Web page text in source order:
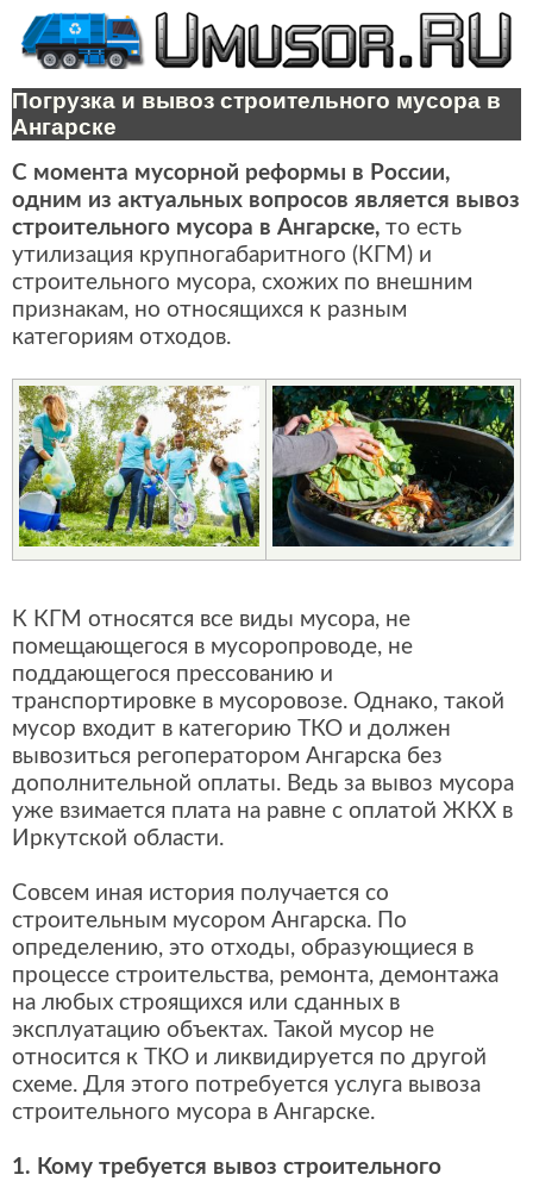
Погрузка и вывоз строительного мусора в
Ангарске
С момента мусорной реформы в России,
одним из актуальных вопросов является вывоз
строительного мусора в Ангарске, то есть
утилизация крупногабаритного (КГМ) и
строительного мусора, схожих по внешним
признакам, но относящихся к разным
категориям отходов.
К КГМ относятся все виды мусора, не
помещающегося в мусоропроводе, не
поддающегося прессованию и
транспортировке в мусоровозе. Однако, такой
мусор входит в категорию ТКО и должен
вывозиться регоператором Ангарска без
дополнительной оплаты. Ведь за вывоз мусора
уже взимается плата на равне с оплатой ЖКХ в
Иркутской области.
Совсем иная история получается со
строительным мусором Ангарска. По
определению, это отходы, образующиеся в
процессе строительства, ремонта, демонтажа
на любых строящихся или сданных в
эксплуатацию объектах. Такой мусор не
относится к ТКО и ликвидируется по другой
схеме. Для этого потребуется услуга вывоза
строительного мусора в Ангарске.
1. Кому требуется вывоз строительного